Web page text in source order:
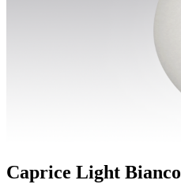
Caprice Light Bianco